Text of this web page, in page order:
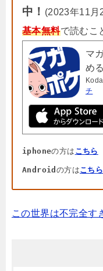
中！ (2023年11月
基本無料で読むこ
マ
め
ッ
チ
iphoneの方は こちら
Android の方はこちら
この世界は不完全す